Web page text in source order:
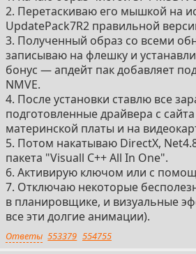
2. Перетаскиваю его мышкой на
UpdatePack7R2 правильной
3. Полученный образ со всеми
записываю на флешку и
бонус — апдейт пак добавляет
NMVE.
4. После установки ставлю все
подготовленные драйвера с
материнской платы и на
5. Потом накатываю DirectX,
пакета "Visuall C++ All In One".
6. Активирую ключом или с
7. Отключаю некоторые
в планировщике, и визуальные
все эти долгие анимации).
Ответы 553379 554755